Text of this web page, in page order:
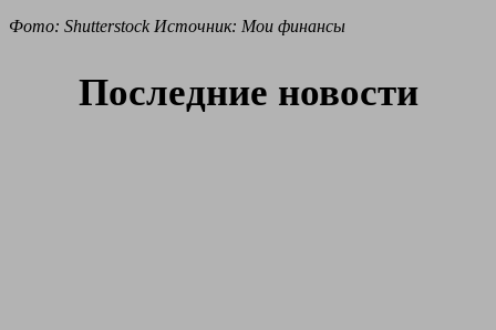
Фото: Shutterstock Источник: Мои финансы
Последние новости